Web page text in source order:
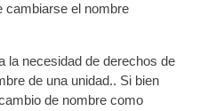
cambiarse el nombre
la necesidad de derechos de
de una unidad.. Si bien
de nombre como